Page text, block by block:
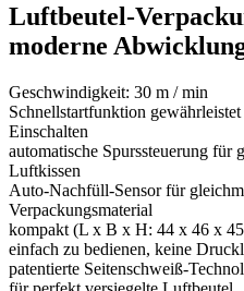
Luftbeutel-
moderne
Geschwindigkeit: 30 m / min
Schnellstartfunktion
Einschalten
automatische Spurssteuerung für
Luftkissen
Auto-Nachfüll-Sensor für
Verpackungsmaterial
kompakt (L x B x H: 44 x 46 x
einfach zu bedienen, keine
patentierte Seitenschweiß-